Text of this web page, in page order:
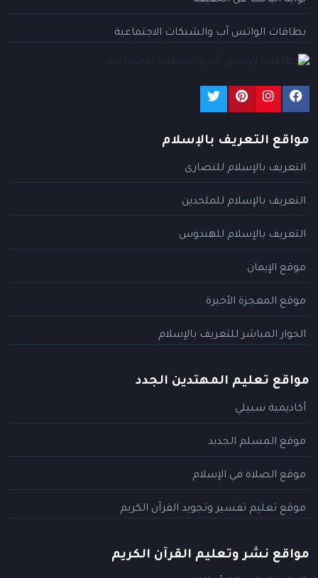
بطاقات الواتس آب والشبكات الاجتماعية
مواقع التعريف بالإسلام
التعريف بالإسلام للنصارى
التعريف بالإسلام للملحدين
التعريف بالإسلام للهندوس
موقع الإيمان
موقع المعجزة الأخيرة
الحوار المباشر للتعريف بالإسلام
مواقع تعليم المهتدين الجدد
أكاديمية سبيلي
موقع المسلم الجديد
موقع الصلاة في الإسلام
موقع تعليم تفسير وتجويد القرآن الكريم
مواقع نشر وتعليم القرآن الكريم